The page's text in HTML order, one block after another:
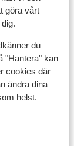
göra vårt
du
"Hantera" kan
cookies där
ändra dina
helst.